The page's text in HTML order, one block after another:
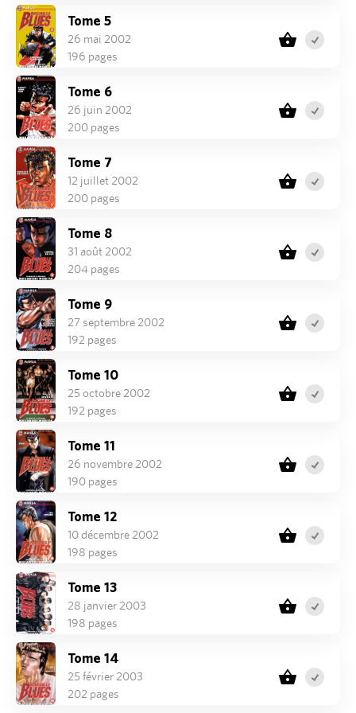
Tome 5
26 mai 2002
196 pages
Tome 6
26 juin 2002
200 pages
Tome 7
12 juillet 2002
200 pages
Tome 8
31 août 2002
204 pages
Tome 9
27 septembre 2002
192 pages
Tome 10
25 octobre 2002
192 pages
Tome 11
26 novembre 2002
190 pages
Tome 12
10 décembre 2002
198 pages
Tome 13
28 janvier 2003
198 pages
Tome 14
25 février 2003
202 pages